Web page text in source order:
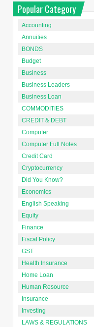
Popular Category
Accounting
Annuities
BONDS
Budget
Business
Business Leaders
Business Loan
COMMODITIES
CREDIT & DEBT
Computer
Computer Full Notes
Credit Card
Cryptocurrency
Did You Know?
Economics
English Speaking
Equity
Finance
Fiscal Policy
GST
Health Insurance
Home Loan
Human Resource
Insurance
Investing
LAWS & REGULATIONS